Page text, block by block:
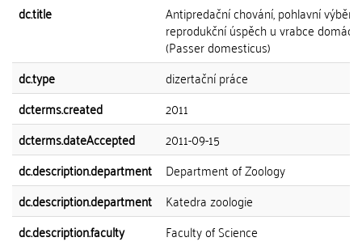
dc.title
Antipredační chování, pohlavní výběr a
reprodukční úspěch u vrabce
(Passer domesticus)
dc.type
dizertační práce
dcterms.created
2011
dcterms.dateAccepted
2011-09-15
dc.description.department
Department of Zoology
dc.description.department
Katedra zoologie
dc.description.faculty
Faculty of Science